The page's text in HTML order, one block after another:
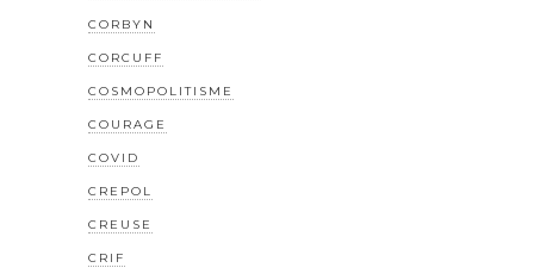
CORBYN
CORCUFF
COSMOPOLITISME
COURAGE
COVID
CREPOL
CREUSE
CRIF